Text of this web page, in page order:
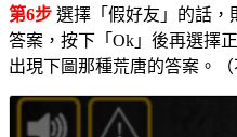
第6步 選擇「假好友」的話，
答案，按下「Ok」後再選擇
出現下圖那種荒唐的答案。